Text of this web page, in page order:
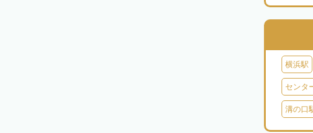
横浜駅
センタ
溝の口